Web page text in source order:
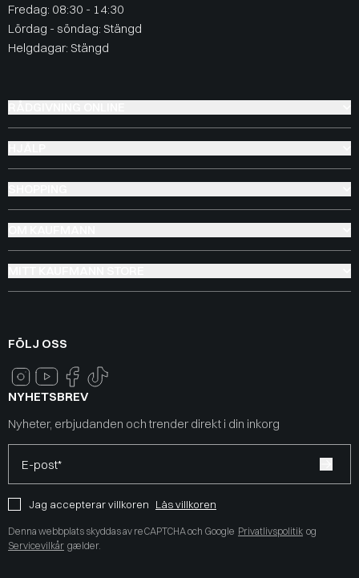
Fredag: 08:30 - 14:30
Lördag - söndag: Stängd
Helgdagar: Stängd
FÖLJ OSS
NYHETSBREV
Nyheter, erbjudanden och trender direkt i din inkorg
E-post*
Jag accepterar villkoren Läs villkoren
Denna webbplats skyddas av reCAPTCHA och Google Privatlivspolitik og
Servicevilkår gælder.